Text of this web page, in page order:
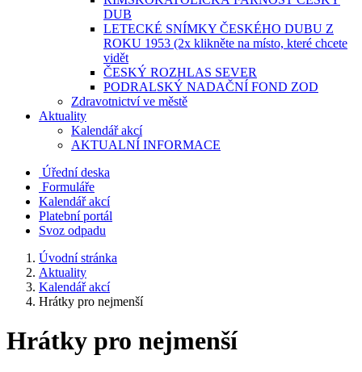
DUB
LETECKÉ SNÍMKY ČESKÉHO DUBU Z
ROKU 1953 (2x klikněte na místo, které chcete
vidět
ČESKÝ ROZHLAS SEVER
PODRALSKÝ NADAČNÍ FOND ZOD
Zdravotnictví ve městě
Aktuality
Kalendář akcí
AKTUALNÍ INFORMACE
Úřední deska
Formuláře
Kalendář akcí
Platební portál
Svoz odpadu
Úvodní stránka
Aktuality
Kalendář akcí
Hrátky pro nejmenší
Hrátky pro nejmenší